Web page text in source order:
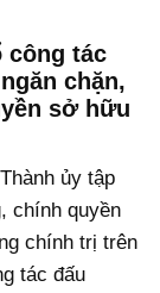
công tác
chặn,
sở hữu
ủy tập
chính quyền
chính trị trên
tác đấu